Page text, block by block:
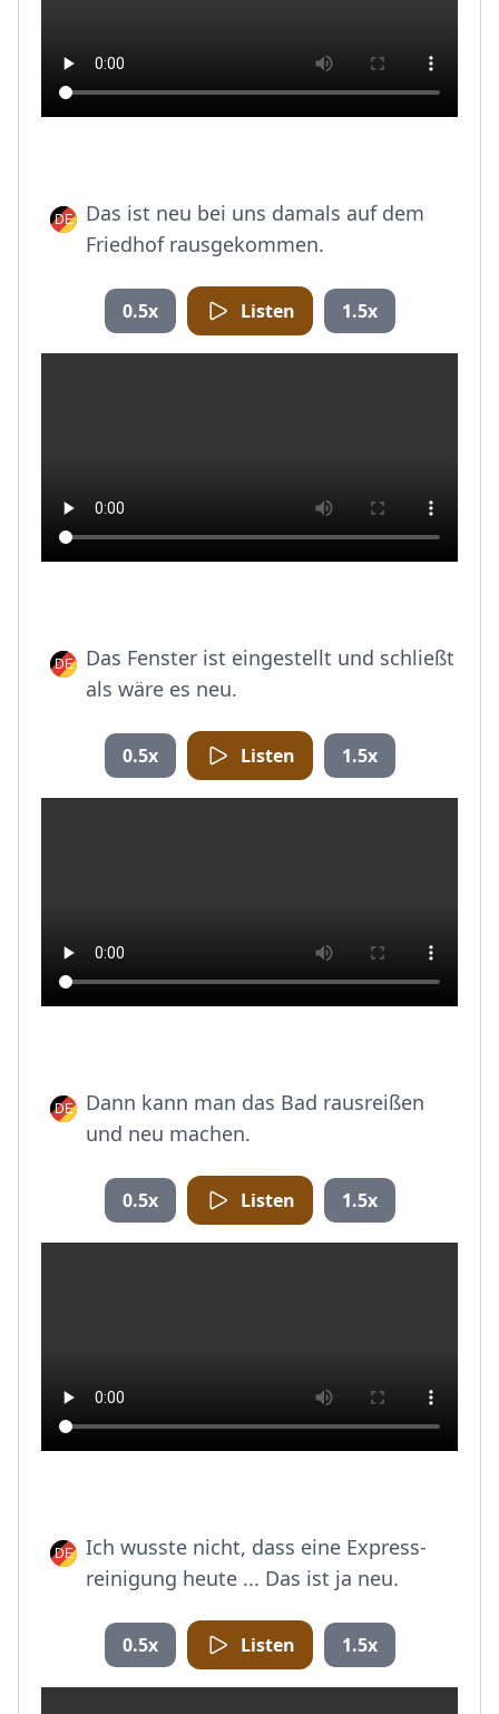
Das ist neu bei uns damals auf dem
Friedhof rausgekommen.
0.5x Listen 1.5x
Das Fenster ist eingestellt und schließt
als wäre es neu.
0.5x Listen 1.5x
Dann kann man das Bad rausreißen
und neu machen.
0.5x Listen 1.5x
Ich wusste nicht, dass eine Express-
reinigung heute ... Das ist ja neu.
0.5x Listen 1.5x